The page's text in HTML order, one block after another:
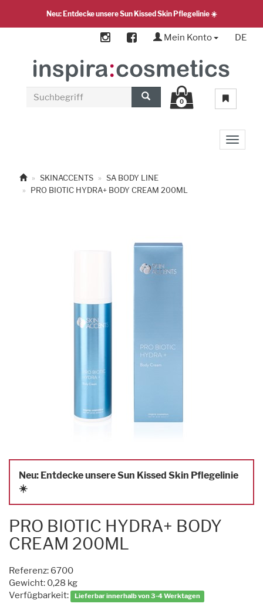
Neu: Entdecke unsere Sun Kissed Skin Pflegelinie ☀️
Mein Konto DE
0
Toggle
SKINACCENTS
SA BODY LINE
PRO BIOTIC HYDRA+ BODY CREAM 200ML
Neu: Entdecke unsere Sun Kissed Skin Pflegelinie
☀️
PRO BIOTIC HYDRA+ BODY
CREAM 200ML
Referenz: 6700
Gewicht: 0,28 kg
Verfügbarkeit:
Lieferbar innerhalb von 3-4 Werktagen